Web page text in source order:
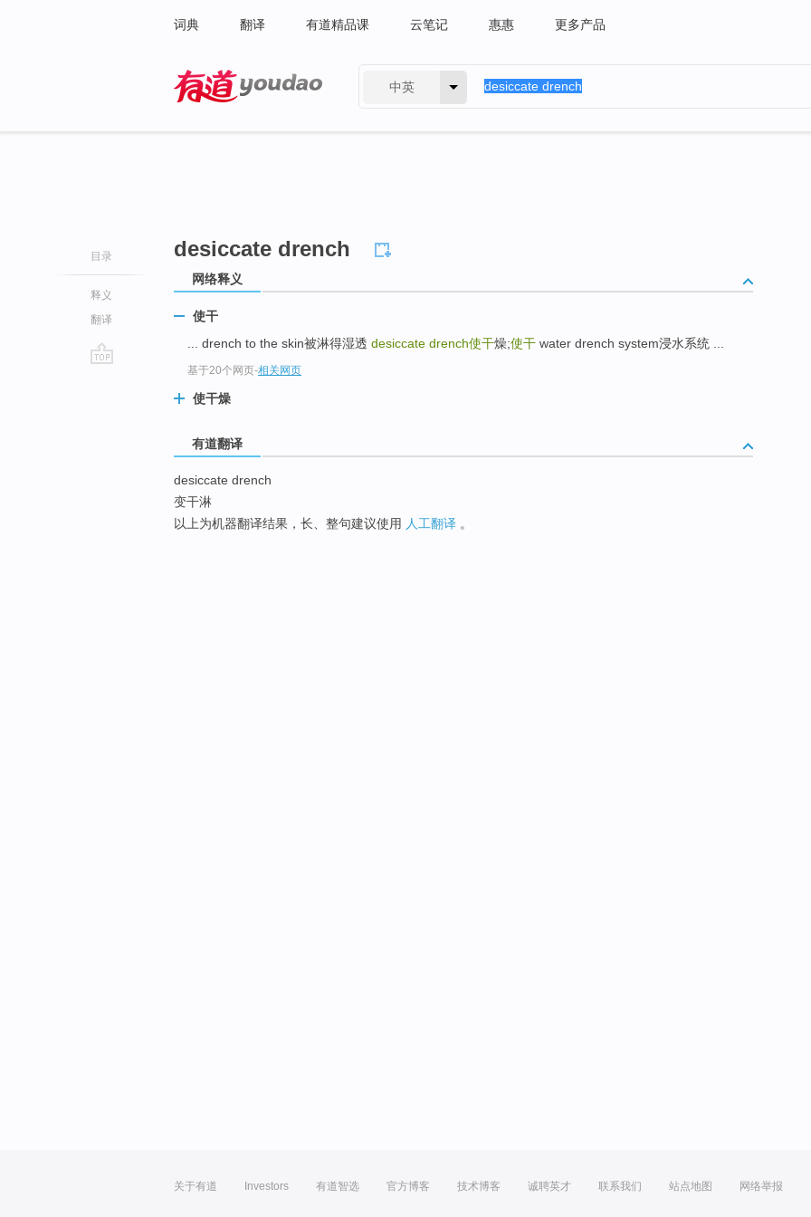
词典 翻译 有道精品课 云笔记 惠惠 更多产品
中英
目录
释义
翻译
desiccate drench
网络释义
使干
... drench to the skin被淋得湿透 desiccate drench使干燥;使干 water drench system浸水系统 ...
基于20个网页-相关网页
使干燥
有道翻译
desiccate drench
变干淋
以上为机器翻译结果，长、整句建议使用 人工翻译 。
关于有道 Investors 有道智选 官方博客 技术博客 诚聘英才 联系我们 站点地图 网络举报